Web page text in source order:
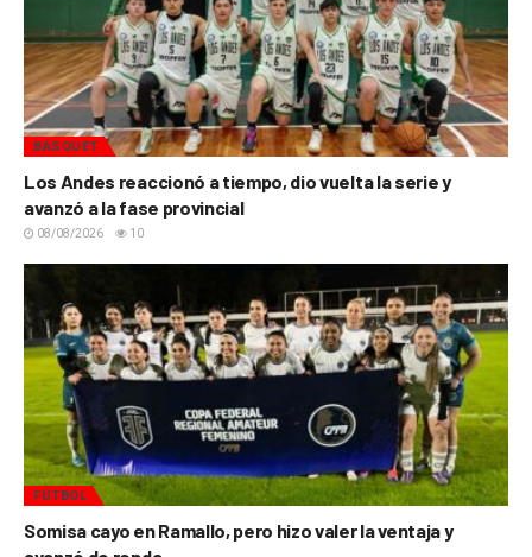
BÁSQUET
Los Andes reaccionó a tiempo, dio vuelta la serie y
avanzó a la fase provincial
08/08/2026 10
FÚTBOL
Somisa cayo en Ramallo, pero hizo valer la ventaja y